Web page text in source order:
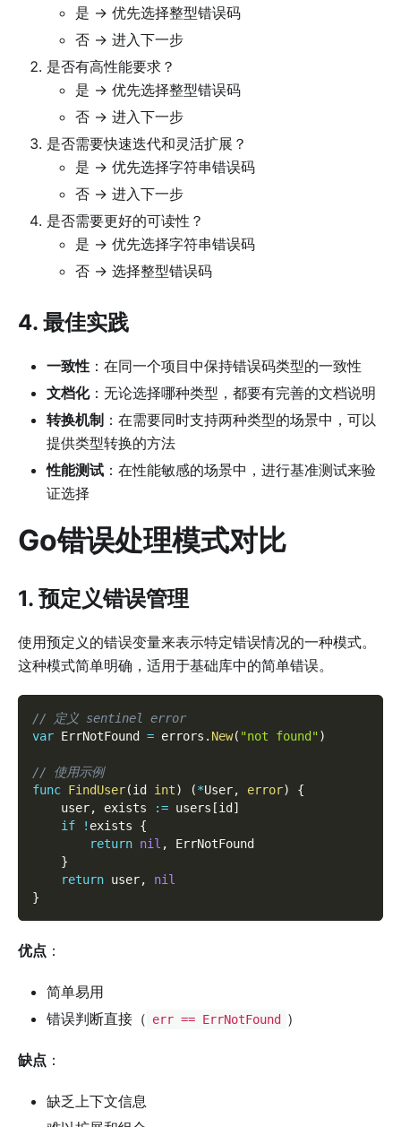
是 → 优先选择整型错误码
否 → 进入下一步
是否有高性能要求？
是 → 优先选择整型错误码
否 → 进入下一步
是否需要快速迭代和灵活扩展？
是 → 优先选择字符串错误码
否 → 进入下一步
是否需要更好的可读性？
是 → 优先选择字符串错误码
否 → 选择整型错误码
4. 最佳实践
一致性 ：在同一个项目中保持错误码类型的一致性
文档化：无论选择哪种类型，都要有完善的文档说明
转换机制 ：在需要同时支持两种类型的场景中，可以
提供类型转换的方法
性能测试 ：在性能敏感的场景中，进行基准测试来验
证选择
Go错误处理模式对比
1. 预定义错误管理
使用预定义的错误变量来表示特定错误情况的一种模式。
这种模式简单明确，适用于基础库中的简单错误。
// 定义 sentinel error
var ErrNotFound = errors . New( "not found")
// 使用示例
func FindUser(id int) (*User, error)
{
    user
, exists := users [id ]
if
! exists {
return nil ,
ErrNotFound
}
return user,
nil
}
优点 ：
简单易用
错误判断直接（ err == ErrNotFound ）
缺点 ：
缺乏上下文信息